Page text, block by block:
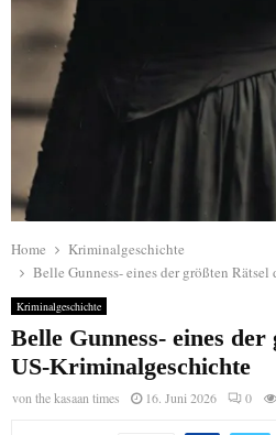
Home
Kriminalgeschichte
Belle Gunness- eines der größten
Kriminalgeschichte
Belle Gunness- eines
US-Kriminalgeschichte
von the kasaan times 16. Juni 2026 0